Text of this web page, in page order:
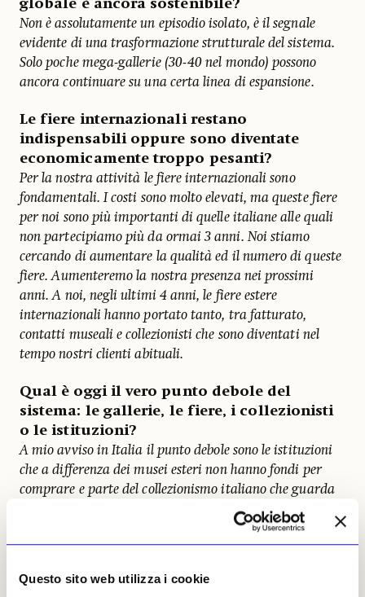
Questo sito web utilizza i cookie
globale è ancora sostenibile?
Non è assolutamente un episodio isolato, è il segnale
evidente di una trasformazione strutturale del sistema.
Solo poche mega-gallerie (30-40 nel mondo) possono
ancora continuare su una certa linea di espansione.
Le fiere internazionali restano
indispensabili oppure sono diventate
economicamente troppo pesanti?
Per la nostra attività le fiere internazionali sono
fondamentali. I costi sono molto elevati, ma queste fiere
per noi sono più importanti di quelle italiane alle quali
non partecipiamo più da ormai 3 anni. Noi stiamo
cercando di aumentare la qualità ed il numero di queste
fiere. Aumenteremo la nostra presenza nei prossimi
anni. A noi, negli ultimi 4 anni, le fiere estere
internazionali hanno portato tanto, tra fatturato,
contatti museali e collezionisti che sono diventati nel
tempo nostri clienti abituali.
Qual è oggi il vero punto debole del
sistema: le gallerie, le fiere, i collezionisti
o le istituzioni?
A mio avviso in Italia il punto debole sono le istituzioni
che a differenza dei musei esteri non hanno fondi per
comprare e parte del collezionismo italiano che guarda
I nuovi collezionisti cercano ancora
relazioni e contenuti? Quanto sta